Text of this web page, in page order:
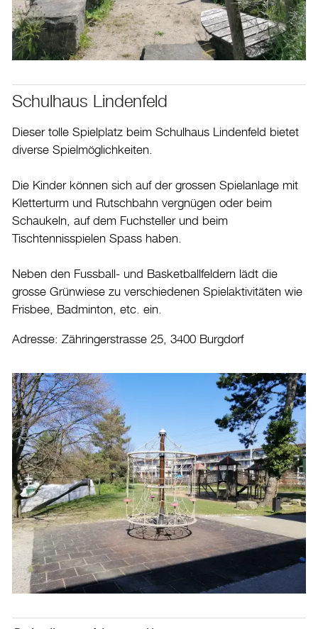
Schulhaus Lindenfeld
Dieser tolle Spielplatz beim Schulhaus Lindenfeld bietet
diverse Spielmöglichkeiten.
Die Kinder können sich auf der grossen Spielanlage mit
Kletterturm und Rutschbahn vergnügen oder beim
Schaukeln, auf dem Fuchsteller und beim
Tischtennisspielen Spass haben.
Neben den Fussball- und Basketballfeldern lädt die
grosse Grünwiese zu verschiedenen Spielaktivitäten wie
Frisbee, Badminton, etc. ein.
Adresse: Zähringerstrasse 25, 3400 Burgdorf